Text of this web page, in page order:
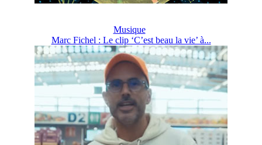
Musique
Marc Fichel : Le clip ‘C’est beau la vie’ à...